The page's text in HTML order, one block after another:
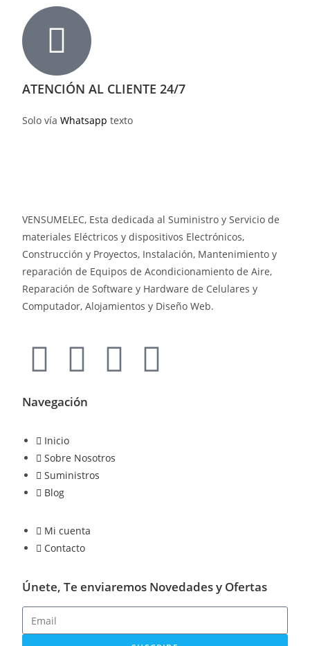
ATENCIÓN AL CLIENTE 24/7
Solo víaWhatsapptexto
VENSUMELEC, Esta dedicada al Suministro y Servicio de
materiales Eléctricos y dispositivos Electrónicos,
Construcción y Proyectos, Instalación, Mantenimiento y
reparación de Equipos de Acondicionamiento de Aire,
Reparación de Software y Hardware de Celulares y
Computador, Alojamientos y Diseño Web.
Navegación
Inicio
Sobre Nosotros
Suministros
Blog
Mi cuenta
Contacto
Únete, Te enviaremos Novedades y Ofertas